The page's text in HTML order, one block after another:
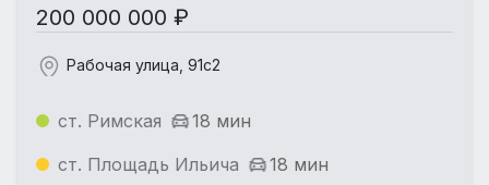
200 000 000 ₽
Рабочая улица, 91с2
ст. Римская
18 мин
ст. Площадь Ильича
18 мин